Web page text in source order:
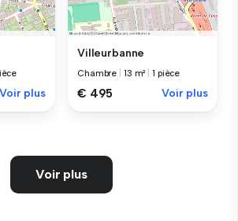
Voir plus
Villeurbanne
Chambre 13 m² |1 pièce
€ 495 Voir plus
Voir plus